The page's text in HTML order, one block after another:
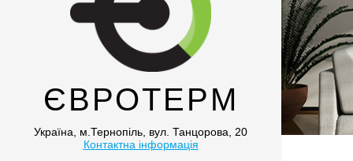
ЄВРОТЕРМ
Україна, м.Тернопіль, вул. Танцорова, 20
Контактна інформація